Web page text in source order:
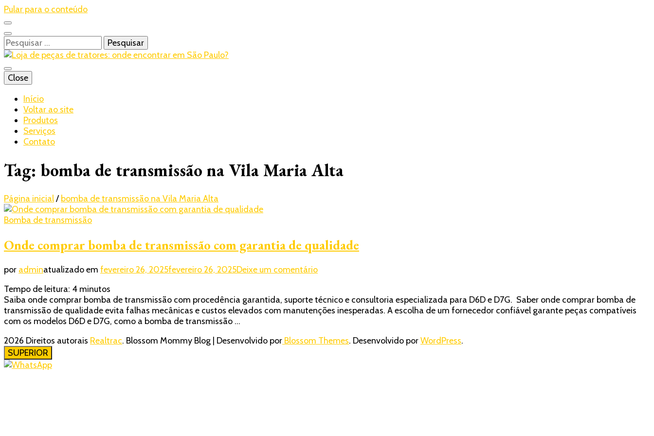
Pular para o conteúdo
Pesquisar
por:
Realtrac
Blog – Realtrac
Close
Início
Voltar ao site
Produtos
Serviços
Contato
Tag: bomba de transmissão na Vila Maria Alta
Página inicial/ bomba de transmissão na Vila Maria Alta
Bomba de transmissão
Onde comprar bomba de transmissão com garantia de qualidade
por adminatualizado em fevereiro 26, 2025fevereiro 26, 2025Deixe um comentárioem
bomba
de
garantia
Tempo de leitura: 4 minutos
Saiba onde comprar bomba de transmissão com procedência garantida, suporte técnico e consultoria especializada para D6D e D7G. Saber onde comprar bomba de
transmissão de qualidade evita falhas mecânicas e custos elevados com manutenções inesperadas. A escolha de um fornecedor confiável garante peças compatíveis
com os modelos D6D e D7G, como a bomba de transmissão …
2026 Direitos autorais Realtrac. Blossom Mommy Blog | Desenvolvido por Blossom Themes. Desenvolvido porWordPress.
SUPERIOR